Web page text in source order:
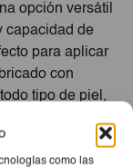
como las
opción versátil
capacidad de
para aplicar
con
tipo de piel,
en tu